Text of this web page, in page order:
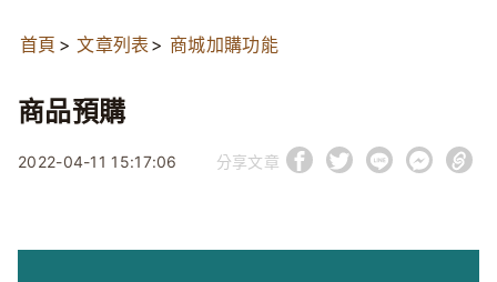
首頁 文章列表 商城加購功能
商品預購
2022-04-11 15:17:06 分享文章